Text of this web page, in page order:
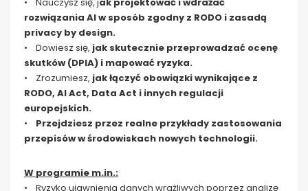
rozwiązania AI w sposób zgodny z RODO i zasadą
privacy by design.
• Dowiesz się, jak skutecznie przeprowadzać ocenę
skutków (DPIA) i mapować ryzyka.
• Zrozumiesz, jak łączyć obowiązki wynikające z
RODO, AI Act, Data Act i innych regulacji
europejskich.
• Przejdziesz przez realne przykłady zastosowania
przepisów w środowiskach nowych technologii.
W programie m.in.:
• Ryzyko ujawnienia danych wrażliwych poprzez analizę